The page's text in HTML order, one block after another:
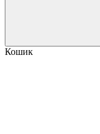
Кошик